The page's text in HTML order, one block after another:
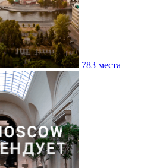
783 места